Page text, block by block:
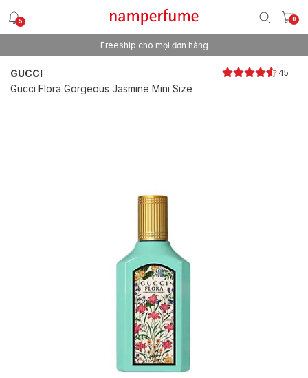
5 0
Freeship cho mọi đơn hàng
GUCCI 45
Gucci Flora Gorgeous Jasmine Mini Size